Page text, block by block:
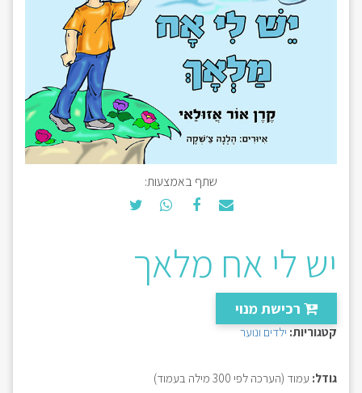
שתף באמצעות:
יש לי אח מלאך
רכישת מנוי
קטגוריות: ילדים ונוער
גודל: עמוד (הערכה לפי 300 מילה בעמוד)